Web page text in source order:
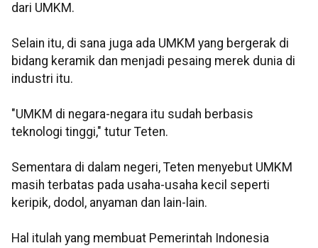
dari UMKM.
Selain itu, di sana juga ada UMKM yang bergerak di
bidang keramik dan menjadi pesaing merek dunia di
industri itu.
"UMKM di negara-negara itu sudah berbasis
teknologi tinggi," tutur Teten.
Sementara di dalam negeri, Teten menyebut UMKM
masih terbatas pada usaha-usaha kecil seperti
keripik, dodol, anyaman dan lain-lain.
Hal itulah yang membuat Pemerintah Indonesia